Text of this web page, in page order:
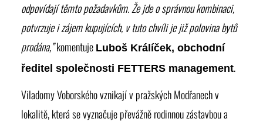
odpovídají těmto požadavkům. Že jde o správnou kombinaci,
potvrzuje i zájem kupujících, v tuto chvíli je již polovina bytů
prodána,”komentuje Luboš Králíček, obchodní
ředitel společnosti FETTERS management.
Viladomy Voborskéhovznikají v pražských Modřanech v
lokalitě, která se vyznačuje převážně rodinnou zástavbou a